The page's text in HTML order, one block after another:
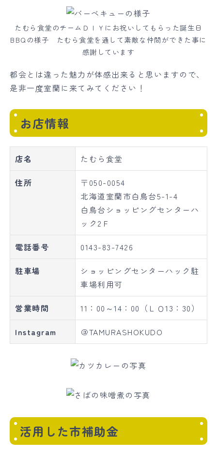
たむら食堂のチームＤＩＹにお祝いしてもらった誕生日
BBQの様子 たむら食堂を通して素敵な仲間ができた事に
感謝しています
都会とは違った魅力が体感出来ると思いますので、
是非一度室蘭に来てみてください！
お店情報
店名 たむら食堂
住所
〒050-0054
北海道室蘭市白鳥台5-1-4
白鳥台ショッピングセンターハ
ック2Ｆ
電話番号 0143-83-7426
駐車場
ショッピングセンターハック駐
車場利用可
営業時間 11：00～14：00（ＬＯ13：30）
Instagram ＠TAMURASHOKUDO
活用した市補助金